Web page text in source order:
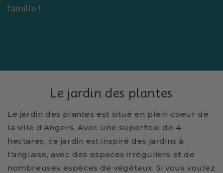
famille !
Le jardin des plantes
Le jardin des plantes est situé en plein coeur de
la ville d'Angers.Avec une superficie de 4
hectares, ce jardin est inspiré des jardins à
l'anglaise, avec des espaces irréguliers et de
nombreuses espèces de végétaux.Si vous voulez